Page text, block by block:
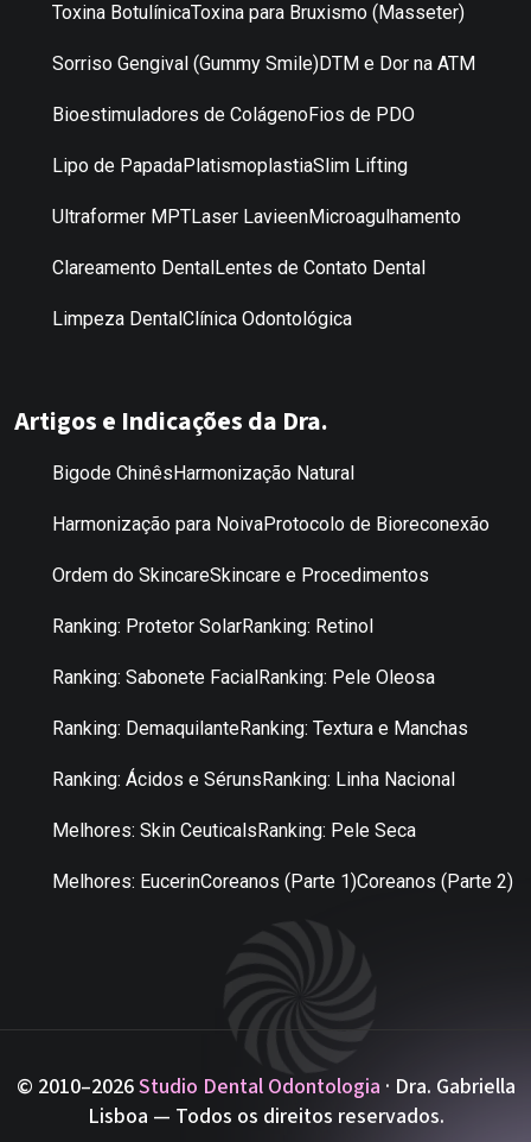
Toxina BotulínicaToxina para Bruxismo (Masseter)
Sorriso Gengival (Gummy Smile)DTM e Dor na ATM
Bioestimuladores de ColágenoFios de PDO
Lipo de PapadaPlatismoplastiaSlim Lifting
Ultraformer MPTLaser LavieenMicroagulhamento
Clareamento DentalLentes de Contato Dental
Limpeza DentalClínica Odontológica
Artigos e Indicações da Dra.
Bigode ChinêsHarmonização Natural
Harmonização para NoivaProtocolo de Bioreconexão
Ordem do SkincareSkincare e Procedimentos
Ranking: Protetor SolarRanking: Retinol
Ranking: Sabonete FacialRanking: Pele Oleosa
Ranking: DemaquilanteRanking: Textura e Manchas
Ranking: Ácidos e SérunsRanking: Linha Nacional
Melhores: Skin CeuticalsRanking: Pele Seca
Melhores: EucerinCoreanos (Parte 1)Coreanos (Parte 2)
© 2010–2026Studio Dental Odontologia · Dra. Gabriella
Lisboa — Todos os direitos reservados.